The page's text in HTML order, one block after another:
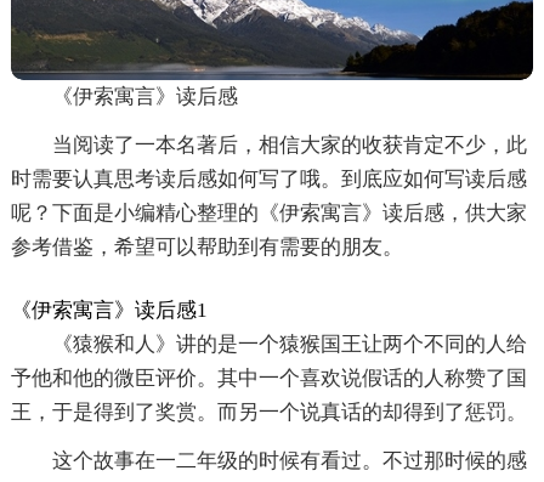
《伊索寓言》读后感
当阅读了一本名著后，相信大家的收获肯定不少，此
时需要认真思考读后感如何写了哦。到底应如何写读后感
呢？下面是小编精心整理的《伊索寓言》读后感，供大家
参考借鉴，希望可以帮助到有需要的朋友。
《伊索寓言》读后感1
《猿猴和人》讲的是一个猿猴国王让两个不同的人给
予他和他的微臣评价。其中一个喜欢说假话的人称赞了国
王，于是得到了奖赏。而另一个说真话的却得到了惩罚。
这个故事在一二年级的时候有看过。不过那时候的感